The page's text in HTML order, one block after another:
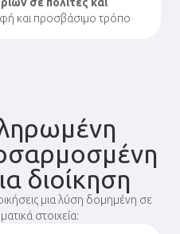
σε πολίτες και
και προσβάσιμο τρόπο
διοίκηση
μια λύση δομημένη σε
στοιχεία: